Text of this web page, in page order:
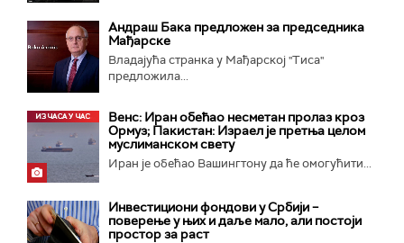
Андраш Бакa предложен за председника
Мађарске
Владајућа странка у Мађарској "Тиса"
предложила...
Венс: Иран обећао несметан пролаз кроз
Ормуз; Пакистан: Израел је претња целом
муслиманском свету
Иран је обећао Вашингтону да ће омогућити...
Инвестициони фондови у Србији –
поверење у њих и даље мало, али постоји
простор за раст